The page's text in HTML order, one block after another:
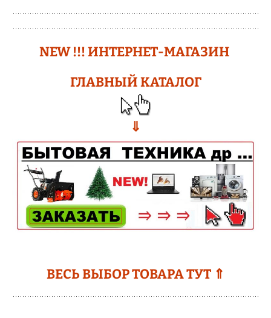
NEW !!!ИНТЕРНЕТ-МАГАЗИН
ГЛАВНЫЙ КАТАЛОГ
⇓
ВЕСЬ ВЫБОР ТОВАРА ТУТ ⇑